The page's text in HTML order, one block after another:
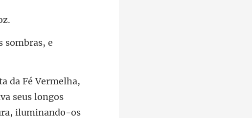
somb
iluminando-os